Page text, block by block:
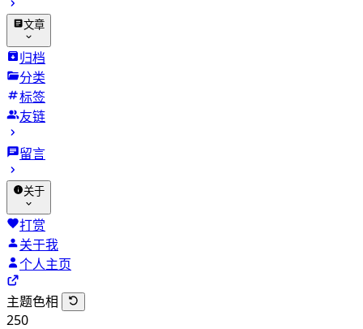
文章
归档
分类
标签
友链
留言
关于
打赏
关于我
个人主页
主题色相
250